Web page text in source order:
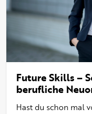
Future Skills –
berufliche
Hast du schon mal